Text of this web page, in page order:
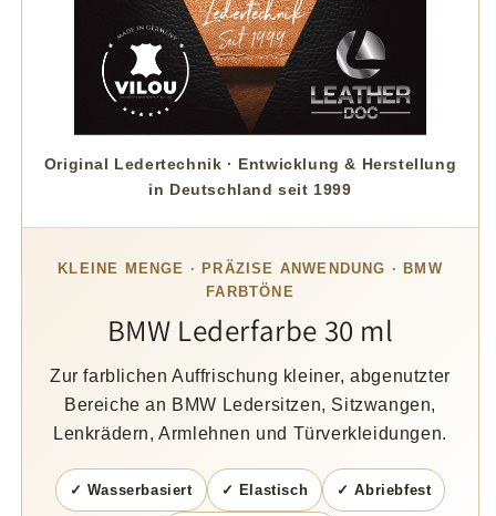
Original Ledertechnik · Entwicklung & Herstellung
in Deutschland seit 1999
KLEINE MENGE · PRÄZISE ANWENDUNG · BMW
FARBTÖNE
BMW Lederfarbe 30 ml
Zur farblichen Auffrischung kleiner, abgenutzter
Bereiche an BMW Ledersitzen, Sitzwangen,
Lenkrädern, Armlehnen und Türverkleidungen.
✓ Wasserbasiert ✓ Elastisch ✓ Abriebfest